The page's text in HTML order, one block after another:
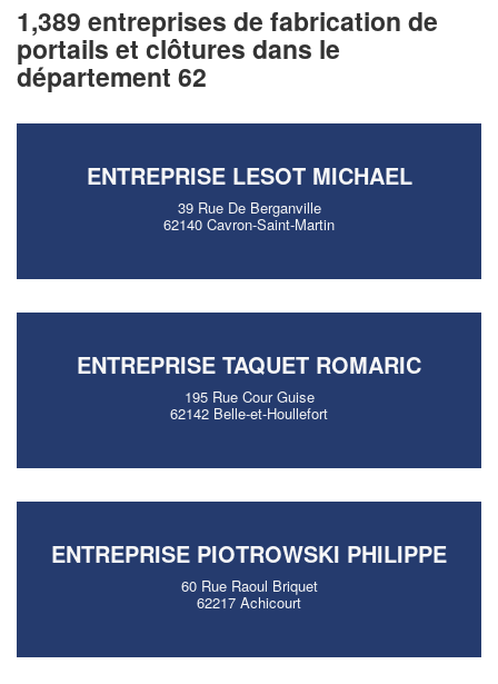
1,389 entreprises de fabrication de
portails et clôtures dans le
département 62
ENTREPRISE LESOT MICHAEL
39 Rue De Berganville
62140 Cavron-Saint-Martin
ENTREPRISE TAQUET ROMARIC
195 Rue Cour Guise
62142 Belle-et-Houllefort
ENTREPRISE PIOTROWSKI PHILIPPE
60 Rue Raoul Briquet
62217 Achicourt